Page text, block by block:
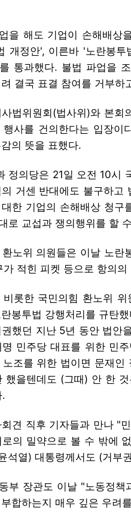
을 해도 기업이 손해배상
개정안', 이른바 '노란봉
통과했다. 불법 파업을
결국 표결 참여를 거부하
법위원회(법사위)와 본
사를 건의한다는 입장이
의 뜻을 표했다.
정의당은 21일 오전 10시
거센 반대에도 불구하고
한 기업의 손해배상 청
로 교섭과 쟁의행위를 할
노위 의원들은 이날 노
가 적힌 피켓 등으로 항의
롯한 국민의힘 환노위
봉투법 강행처리를 규탄
했던 지난 5년 동안 법안
민주당 대표를 위한 민
조를 위한 법이면 문재
했을텐데도 (그때) 안 한
.
견 직후 기자들과 만나 "
의 밀약으로 볼 수 밖에
석열) 대통령께서도 (거부
부 장관도 이날 "노동정
합하는지 매우 깊은 우려